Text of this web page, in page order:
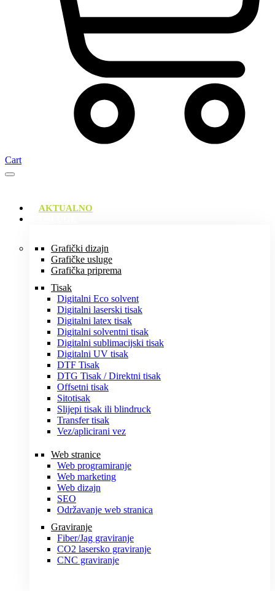
Cart
AKTUALNO
Grafički dizajn
Grafičke usluge
Grafička priprema
Tisak
Digitalni Eco solvent
Digitalni laserski tisak
Digitalni latex tisak
Digitalni solventni tisak
Digitalni sublimacijski tisak
Digitalni UV tisak
DTF Tisak
DTG Tisak / Direktni tisak
Offsetni tisak
Sitotisak
Slijepi tisak ili blindruck
Transfer tisak
Vez/aplicirani vez
Web stranice
Web programiranje
Web marketing
Web dizajn
SEO
Održavanje web stranica
Graviranje
Fiber/Jag graviranje
CO2 lasersko graviranje
CNC graviranje